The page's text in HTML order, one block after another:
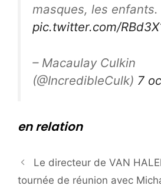
masques, les enfants.
pic.twitter.com/
– Macaulay Culkin
(@IncredibleCulk) 7
en relation
Le directeur de VAN
tournée de réunion avec